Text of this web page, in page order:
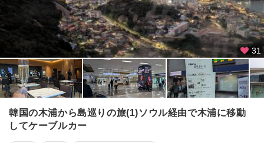
忠
州
慶
州
31
韓国の木浦から島巡りの旅(1)ソウル経由で木浦に移動
してケーブルカー